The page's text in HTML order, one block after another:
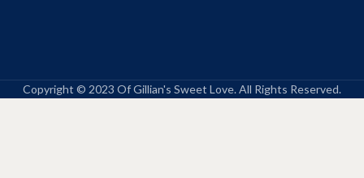
Copyright © 2023 Of Gillian's Sweet Love. All Rights Reserved.